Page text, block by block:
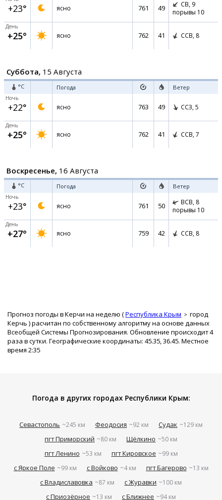
+23° ясно 761 49 СВ, 9
порывы 10
День
+25° ясно 762 41 ССВ, 8
Суббота, 15 Августа
°C Погода Ветер
Ночь
+22° ясно 763 49 ССЗ, 5
День
+25° ясно 762 41 ССВ, 7
Воскресенье, 16 Августа
°C Погода Ветер
Ночь
+23° ясно 761 50 ВСВ, 8
порывы 10
День
+27° ясно 759 42 ССВ, 8
Прогноз погоды в Керчи на неделю (Республика Крым
город
Керчь ) расчитан по собственному алгоритму на основе данных
Всеобщей Системы Прогнозирования. Обновление происходит 4
раза в сутки. Географические координаты: 45.35, 36.45. Местное
время 2:35
Погода в других городах Республики Крым:
Севастополь ~245 км Феодосия ~92 км Судак ~129 км
пгт Приморский ~80 км Щёлкино ~50 км
пгт Ленино ~53 км пгт Кировское ~99 км
с Яркое Поле ~99 км с Войково ~4 км пгт Багерово ~13 км
с Владиславовка ~87 км с Журавки ~100 км
с Приозёрное ~13 км с Ближнее ~94 км